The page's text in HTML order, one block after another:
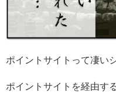
ポイントサイトって凄い
ポイントサイトを経由す